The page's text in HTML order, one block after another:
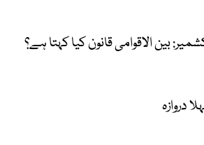
بین الاقوامی قانون کیا کہتا ہے؟
دروازہ